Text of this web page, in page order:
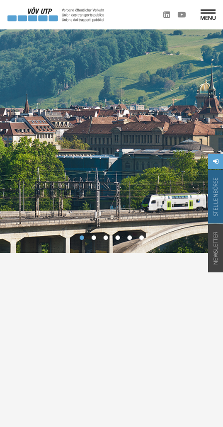
STELLENBÖRSE
NEWSLETTER